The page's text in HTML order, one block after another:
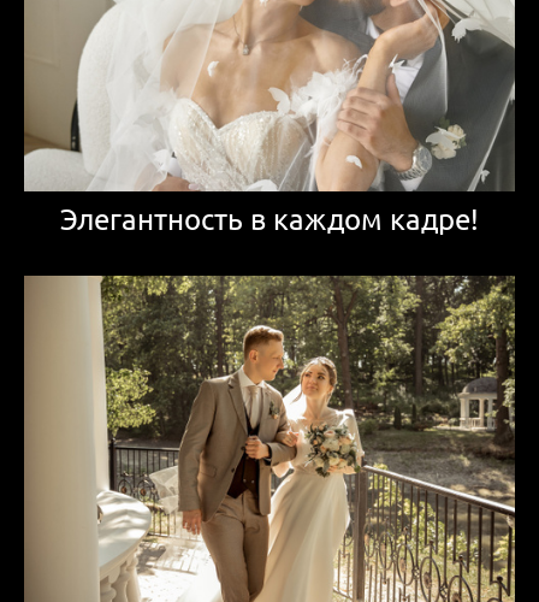
Элегантность в каждом кадре!